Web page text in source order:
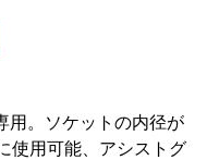
。ソケットの内径が
用可能、アシストグ